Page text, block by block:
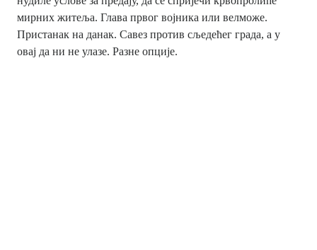
мирних житеља. Глава првог војника или велможе.
Пристанак на данак. Савез против сљедећег града, а у
овај да ни не улазе. Разне опције.